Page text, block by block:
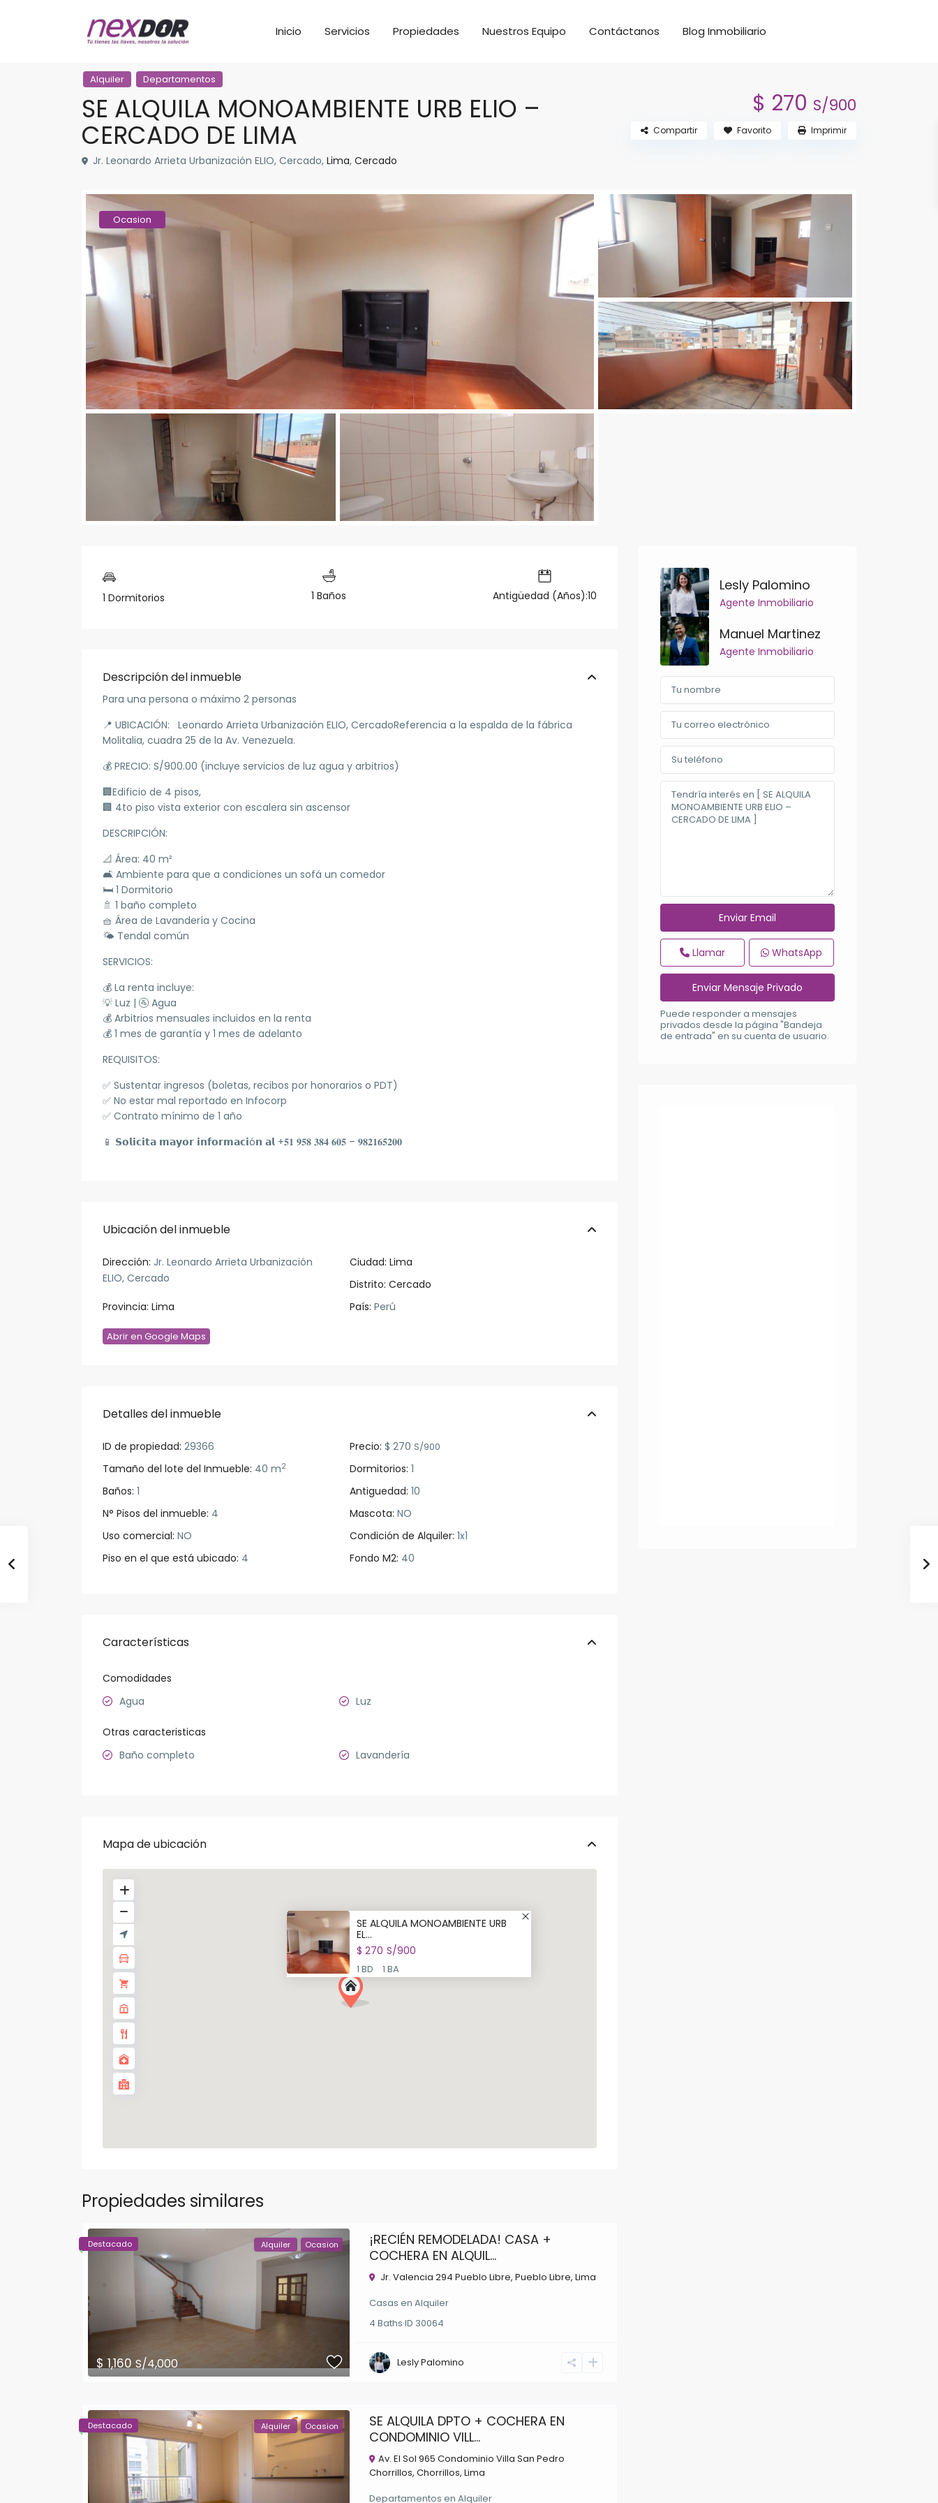
Inicio Servicios Propiedades Nuestros Equipo Contáctanos Blog Inmobiliario
Alquiler Departamentos
SE ALQUILA MONOAMBIENTE URB ELIO –
CERCADO DE LIMA
$ 270 S/900
Jr. Leonardo Arrieta Urbanización ELIO, Cercado, Lima, Cercado
Compartir Favorito Imprimir
Ocasion
1 Dormitorios 1 Baños Antigüedad (Años):10
Descripción del inmueble
Para una persona o máximo 2 personas
📍 UBICACIÓN: Leonardo Arrieta Urbanización ELIO, CercadoReferencia a la espalda de la fábrica
Molitalia, cuadra 25 de la Av. Venezuela.
💰 PRECIO: S/900.00 (incluye servicios de luz agua y arbitrios)
🏢Edificio de 4 pisos,
🏢 4to piso vista exterior con escalera sin ascensor
DESCRIPCIÓN:
📐 Área: 40 m²
🛋️ Ambiente para que a condiciones un sofá un comedor
🛏️ 1 Dormitorio
🚿 1 baño completo
🧺 Área de Lavandería y Cocina
🌤️ Tendal común
SERVICIOS:
💰 La renta incluye:
💡 Luz | 🚰 Agua
💰 Arbitrios mensuales incluidos en la renta
💰 1 mes de garantía y 1 mes de adelanto
REQUISITOS:
✅ Sustentar ingresos (boletas, recibos por honorarios o PDT)
✅ No estar mal reportado en Infocorp
✅ Contrato mínimo de 1 año
📱 𝗦𝗼𝗹𝗶𝗰𝗶𝘁𝗮 𝗺𝗮𝘆𝗼𝗿 𝗶𝗻𝗳𝗼𝗿𝗺𝗮𝗰𝗶ó𝗻 𝗮𝗹 +𝟓𝟏 𝟗𝟓𝟖 𝟑𝟖𝟒 𝟔𝟎𝟓 – 𝟗𝟖𝟐𝟏𝟔𝟓𝟐𝟎𝟎
Ubicación del inmueble
Dirección: Jr. Leonardo Arrieta Urbanización
ELIO, Cercado
Ciudad: Lima
Distrito: Cercado
Provincia: Lima País: Perú
Abrir en Google Maps
Detalles del inmueble
ID de propiedad: 29366 Precio: $ 270 S/900
Tamaño del lote del Inmueble: 40 m2 Dormitorios: 1
Baños: 1 Antiguedad: 10
N° Pisos del inmueble: 4 Mascota: NO
Uso comercial: NO Condición de Alquiler: 1x1
Piso en el que está ubicado: 4 Fondo M2: 40
Características
Comodidades
Agua
Luz
Otras caracteristicas
Baño completo
Lavandería
Mapa de ubicación
SE ALQUILA MONOAMBIENTE URB
EL...
$ 270 S/900
1 BD 1 BA
Propiedades similares
$ 1,160 S/4,000
Alquiler Ocasion
Destacado
¡RECIÉN REMODELADA! CASA +
COCHERA EN ALQUIL...
Jr. Valencia 294 Pueblo Libre, Pueblo Libre, Lima
Casas en Alquiler
4 Baths·ID 30064
Lesly Palomino
Alquiler Ocasion
Destacado
SE ALQUILA DPTO + COCHERA EN
CONDOMINIO VILL...
Av. El Sol 965 Condominio Villa San Pedro
Chorrillos, Chorrillos, Lima
Departamentos en Alquiler
Lesly Palomino
Agente Inmobiliario
Manuel Martinez
Agente Inmobiliario
Llamar WhatsApp
Puede responder a mensajes
privados desde la página "Bandeja
de entrada" en su cuenta de usuario.